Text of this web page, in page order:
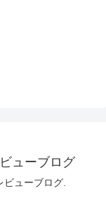
ューブログ
ューブログ.